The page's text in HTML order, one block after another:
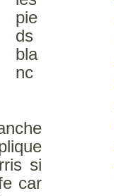
pie
ds
bla
nc
si
car